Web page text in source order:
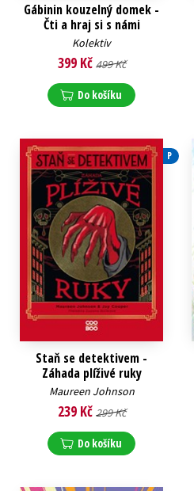
Gábinin kouzelný domek -
Čti a hraj si s námi
Kolektiv
399 Kč 499 Kč
Do košíku
P
Staň se detektivem -
Záhada plíživé ruky
Maureen Johnson
239 Kč 299 Kč
Do košíku